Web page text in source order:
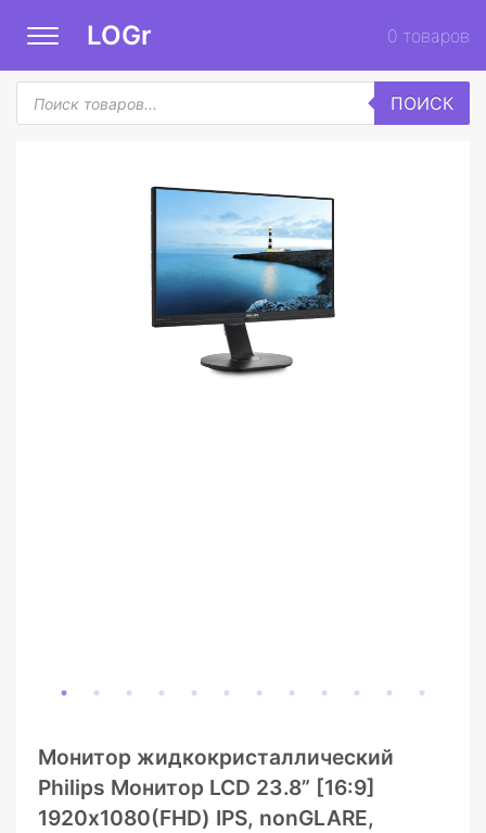
LOGr 0 товаров
Поиск
товаров
ПОИСК
Монитор жидкокристаллический
Philips Монитор LCD 23.8” [16:9]
1920х1080(FHD) IPS, nonGLARE,